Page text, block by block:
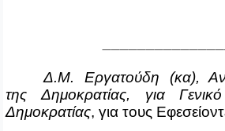
Δ.Μ. Εργατούδη (κα),
της Δημοκρατίας, για
Δημοκρατίας, για τους